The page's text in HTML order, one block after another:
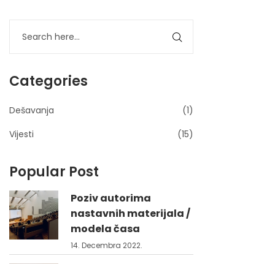
Categories
Dešavanja
(1)
Vijesti
(15)
Popular Post
Poziv autorima
nastavnih materijala /
modela časa
14. Decembra 2022.